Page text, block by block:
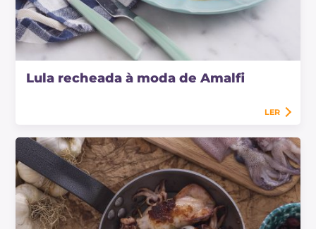
Lula recheada à moda de Amalfi
LER